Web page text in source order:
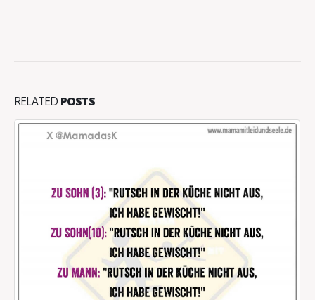
RELATED POSTS